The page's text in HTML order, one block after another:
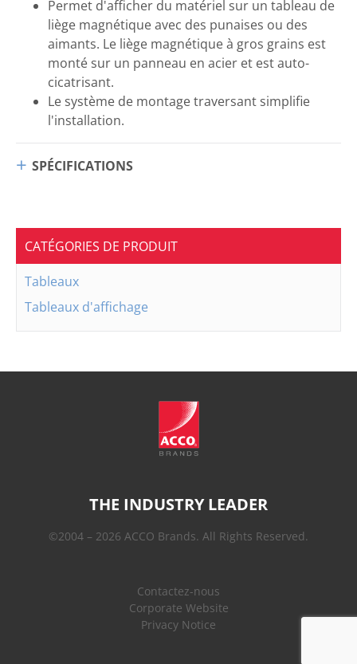
Permet d'afficher du matériel sur un tableau de
liège magnétique avec des punaises ou des
aimants. Le liège magnétique à gros grains est
monté sur un panneau en acier et est auto-
cicatrisant.
Le système de montage traversant simplifie
l'installation.
SPÉCIFICATIONS
CATÉGORIES DE PRODUIT
Tableaux
Tableaux d'affichage
THE INDUSTRY LEADER
©2004 – 2026 ACCO Brands. All Rights Reserved.
Contactez-nous
Corporate Website
Privacy Notice